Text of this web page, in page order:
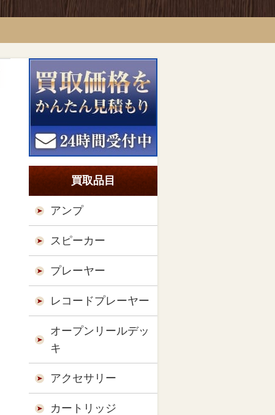
買取品目
アンプ
スピーカー
プレーヤー
レコードプレーヤー
オープンリールデッ
キ
アクセサリー
カートリッジ